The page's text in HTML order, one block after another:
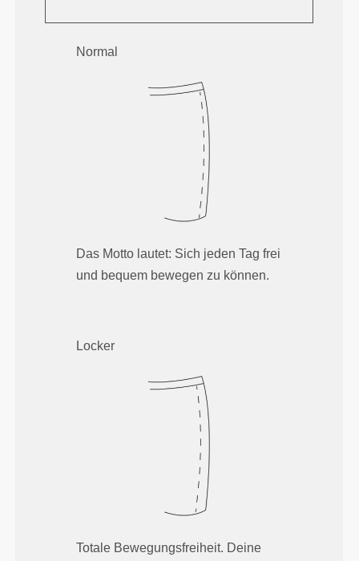
Normal
Das Motto lautet: Sich jeden Tag frei
und bequem bewegen zu können.
Locker
Totale Bewegungsfreiheit. Deine